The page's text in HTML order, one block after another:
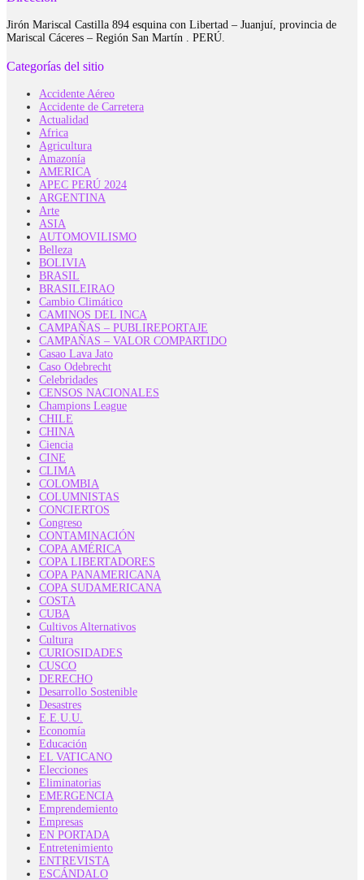
Jirón Mariscal Castilla 894 esquina con Libertad – Juanjuí, provincia de
Mariscal Cáceres – Región San Martín . PERÚ.
Categorías del sitio
Accidente Aéreo
Accidente de Carretera
Actualidad
Africa
Agricultura
Amazonía
AMERICA
APEC PERÚ 2024
ARGENTINA
Arte
ASIA
AUTOMOVILISMO
Belleza
BOLIVIA
BRASIL
BRASILEIRAO
Cambio Climático
CAMINOS DEL INCA
CAMPAÑAS – PUBLIREPORTAJE
CAMPAÑAS – VALOR COMPARTIDO
Casao Lava Jato
Caso Odebrecht
Celebridades
CENSOS NACIONALES
Champions League
CHILE
CHINA
Ciencia
CINE
CLIMA
COLOMBIA
COLUMNISTAS
CONCIERTOS
Congreso
CONTAMINACIÓN
COPA AMÉRICA
COPA LIBERTADORES
COPA PANAMERICANA
COPA SUDAMERICANA
COSTA
CUBA
Cultivos Alternativos
Cultura
CURIOSIDADES
CUSCO
DERECHO
Desarrollo Sostenible
Desastres
E.E.U.U.
Economía
Educación
EL VATICANO
Elecciones
Eliminatorias
EMERGENCIA
Emprendemiento
Empresas
EN PORTADA
Entretenimiento
ENTREVISTA
ESCÁNDALO